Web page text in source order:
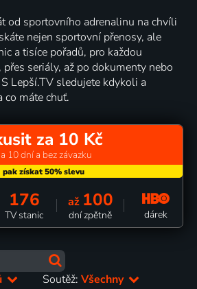
od sportovního adrenalinu na chvíli
nejen sportovní přenosy, ale
a tisíce pořadů, pro každou
seriály, až po dokumenty nebo
Lepší.TV sledujete kdykoli a
co máte chuť.
za 10 Kč
10 dní a bez závazku
176
TV stanic
až 100
dní zpětně dárek
Soutěž:Všechny